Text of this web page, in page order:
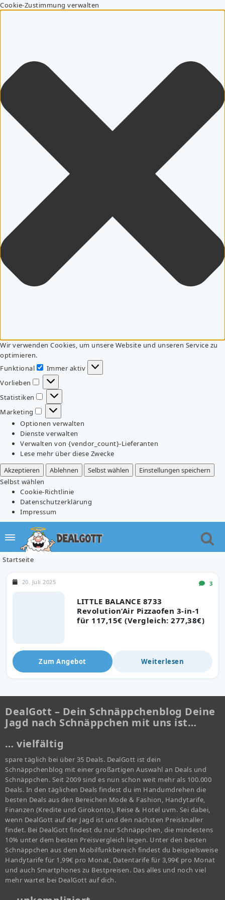
Cookie-Zustimmung verwalten
Wir verwenden Cookies, um unsere Website und unseren Service zu
optimieren.
Funktional
Funktional
Immer aktiv
Vorlieben
Vorlieben
Statistiken
Statistiken
Marketing
Marketing
Optionen verwalten
Dienste verwalten
Verwalten von {vendor_count}-Lieferanten
Lese mehr über diese Zwecke
Akzeptieren
Ablehnen Selbst wählen
Einstellungen speichern
Selbst wählen
Cookie-Richtlinie
Datenschutzerklärung
Impressum
Startseite
LITTLE BALANCE 8733
Revolution’Air Pizzaofen 3-in-1
für 117,15€ (Vergleich: 277,38€)
20. Juli 2025 3
Zum Angebot Weiterlesen
DealGott – Dein Schnäppchenblog Deine
Jagd nach Schnäppchen mit uns ist…
… vielfältig
spare täglich bei über 35 Deals. DealGott ist dein
Schnäppchenblog mit einer großartigen Auswahl an Deals und
Schnäppchen. Seit 2009 sind es nun schon weit mehr als 100.000
Deals. In den täglichen Deals findest du im Handumdrehen die
besten Deals aus den Bereichen Mode & Fashion, Handytarife,
Finanzen (Kredite und Girokonto), Reise & Hotel uvm. Sei dabei,
wenn DealGott auf der Jagd ist und den nächsten Preisknaller
findet. Bei DealGott findest du nur Schnäppchen, die mindestens
10% unter dem besten Preisvergleich liegen. Unter den besten
Schnäppchen aus dem Mobilfunkbereich findest du beispielsweise
Handytarife für 1,99€ pro Monat, Datentarife für 3,99€ pro Monat
und auch Smartphones zu Bestpreisen. Das alles und noch viel
mehr wartet bei DealGott auf dich.